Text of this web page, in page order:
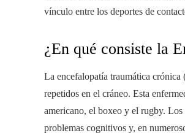
vínculo entre los deportes de
¿En qué consiste la
La encefalopatía traumática crónica
repetidos en el cráneo. Esta
americano, el boxeo y el rugby.
problemas cognitivos y, en